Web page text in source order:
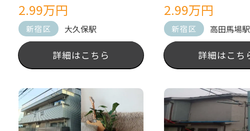
2.99万円
新宿区 大久保駅
詳細はこちら
2.99万円
新宿区 高田馬場駅
詳細はこち